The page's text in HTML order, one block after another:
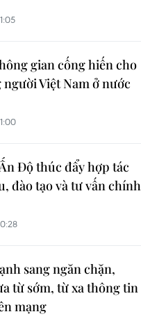
gian cống hiến cho
Việt Nam ở nước
Độ thúc đẩy hợp tác
đào tạo và tư vấn chính
sang ngăn chặn,
từ sớm, từ xa thông tin
mạng